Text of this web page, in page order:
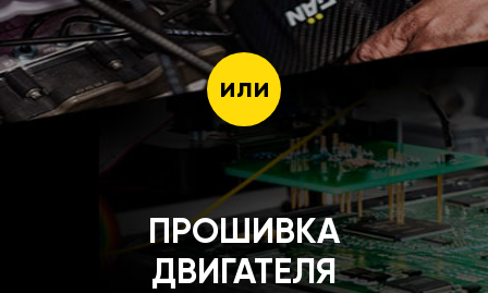
или
ПРОШИВКА
ДВИГАТЕЛЯ